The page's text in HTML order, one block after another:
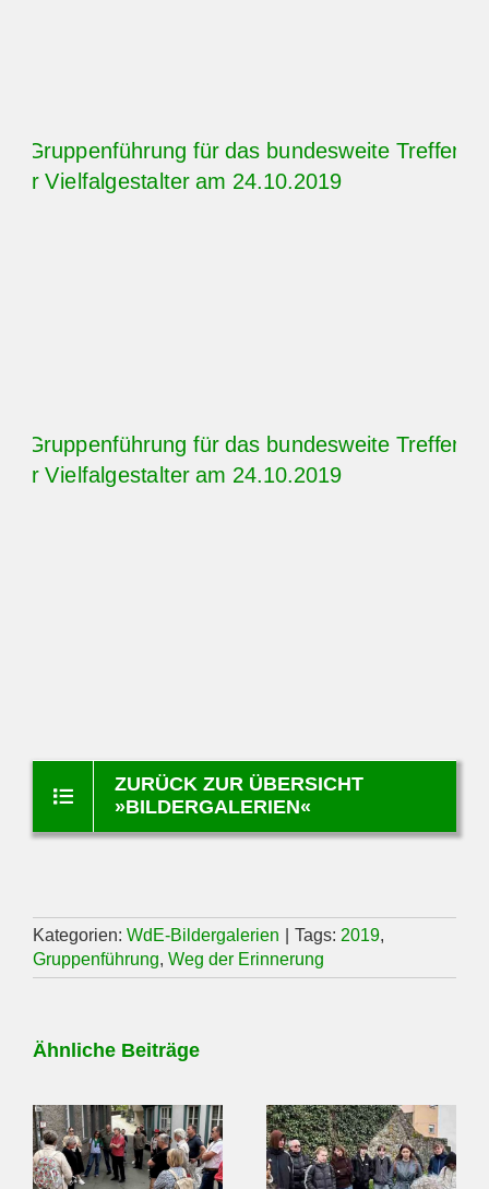
ZURÜCK ZUR ÜBERSICHT
»BILDERGALERIEN«
Kategorien: WdE-Bildergalerien Tags: 2019,
Gruppenführung, Weg der Erinnerung
Ähnliche Beiträge